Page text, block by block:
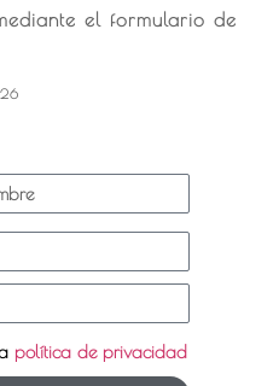
el formulario de
política de privacidad